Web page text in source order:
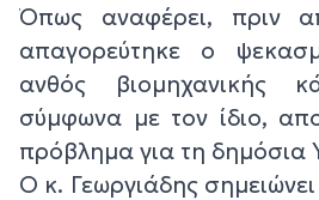
Όπως αναφέρει, πριν
απαγορεύτηκε ο
ανθός βιομηχανικής
σύμφωνα με τον ίδιο,
πρόβλημα για τη δημόσια
Ο κ. Γεωργιάδης